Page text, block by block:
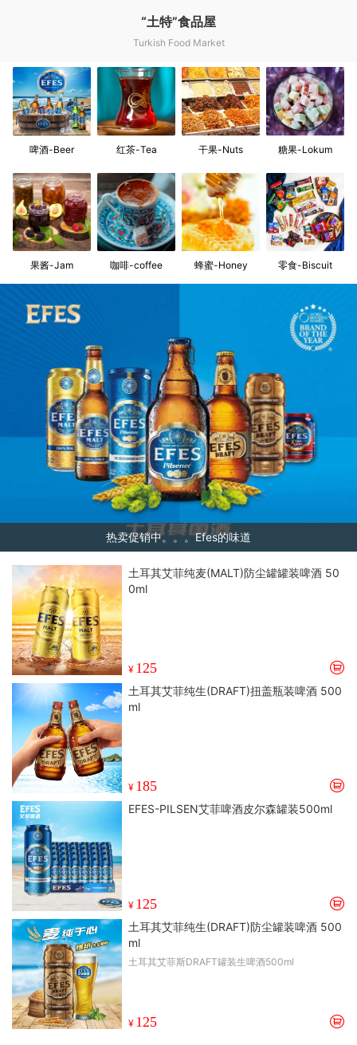
“土特”食品屋
Turkish Food Market
啤酒-Beer 红茶-Tea 干果-Nuts 糖果-Lokum
果酱-Jam 咖啡-coffee 蜂蜜-Honey 零食-Biscuit
热卖促销中。。。Efes的味道
土耳其艾菲纯麦(MALT)防尘罐罐装啤酒 50
0ml
¥ 125
土耳其艾菲纯生(DRAFT)扭盖瓶装啤酒 500
ml
¥ 185
EFES-PILSEN艾菲啤酒皮尔森罐装500ml
¥ 125
土耳其艾菲纯生(DRAFT)防尘罐装啤酒 500
ml
土耳其艾菲斯DRAFT罐装生啤酒500ml
¥ 125